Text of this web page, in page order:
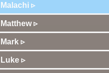
Malachi ▹
Matthew ▹
Mark ▹
Luke ▹